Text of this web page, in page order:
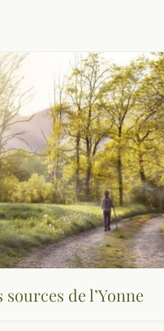
sources de l’Yonne